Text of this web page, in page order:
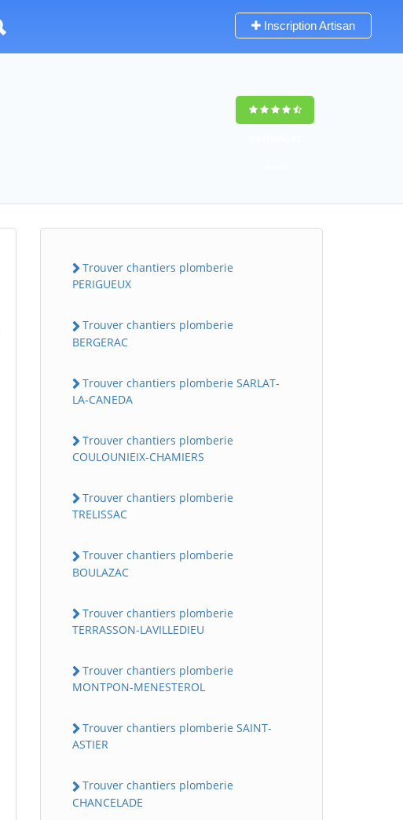
Inscription Artisan
Trouver chantiers plomberie
PERIGUEUX
Trouver chantiers plomberie
BERGERAC
Trouver chantiers plomberie SARLAT-
LA-CANEDA
Trouver chantiers plomberie
COULOUNIEIX-CHAMIERS
Trouver chantiers plomberie
TRELISSAC
Trouver chantiers plomberie
BOULAZAC
Trouver chantiers plomberie
TERRASSON-LAVILLEDIEU
Trouver chantiers plomberie
MONTPON-MENESTEROL
Trouver chantiers plomberie SAINT-
ASTIER
Trouver chantiers plomberie
CHANCELADE